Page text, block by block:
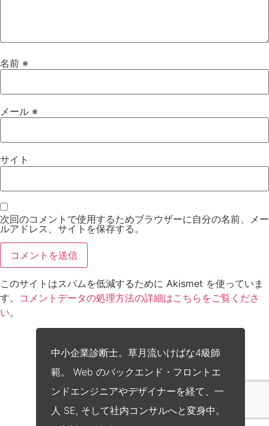
名前 ※
メール ※
サイト
次回のコメントで使用するためブラウザーに自分の名前、メー
ルアドレス、サイトを保存する。
このサイトはスパムを低減するために Akismet を使っていま
す。 コメントデータの処理方法の詳細はこちらをご覧くださ
い。
中小企業診断士。草月流いけばな4級師
範。 Web のバックエンド・フロントエ
ンドエンジニアやデザイナーを経て、一
人 SE, そして社内コンサルへと変身中。